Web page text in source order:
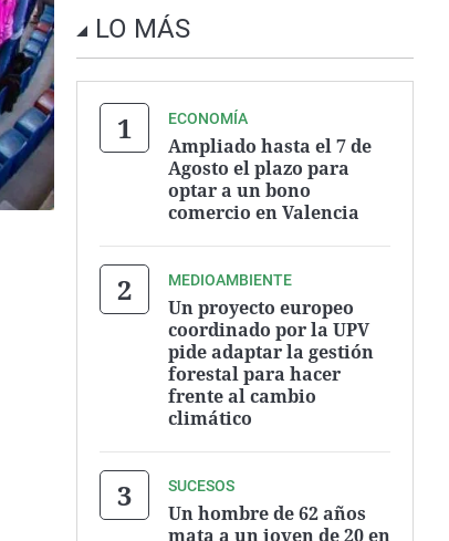
LO MÁS
ECONOMÍA
Ampliado hasta el 7 de
Agosto el plazo para
optar a un bono
comercio en Valencia
MEDIOAMBIENTE
Un proyecto europeo
coordinado por la UPV
pide adaptar la gestión
forestal para hacer
frente al cambio
climático
SUCESOS
Un hombre de 62 años
mata a un joven de 20 en